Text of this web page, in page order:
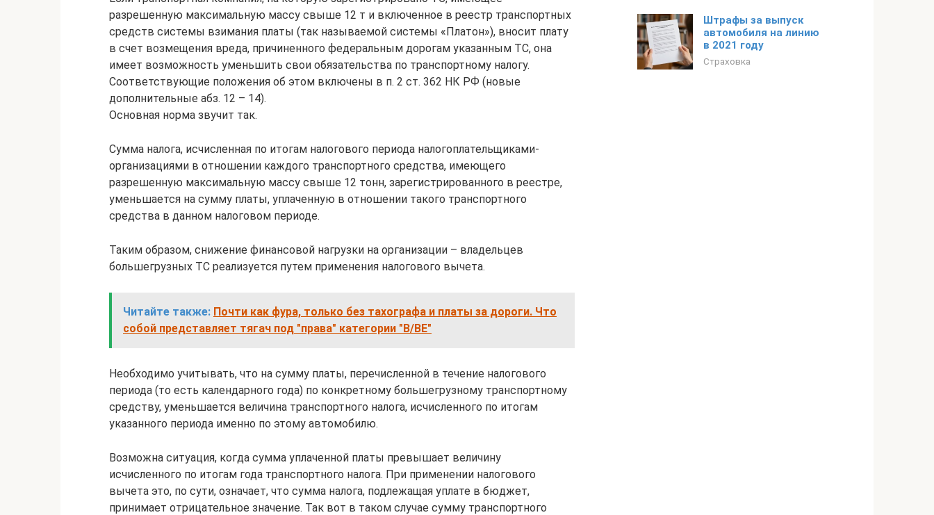
разрешенную максимальную массу свыше 12 т и включенное в реестр транспортных
средств системы взимания платы (так называемой системы «Платон»), вносит плату
в счет возмещения вреда, причиненного федеральным дорогам указанным ТС, она
имеет возможность уменьшить свои обязательства по транспортному налогу.
Соответствующие положения об этом включены в п. 2 ст. 362 НК РФ (новые
дополнительные абз. 12 – 14).
Основная норма звучит так.
Сумма налога, исчисленная по итогам налогового периода налогоплательщиками-
организациями в отношении каждого транспортного средства, имеющего
разрешенную максимальную массу свыше 12 тонн, зарегистрированного в реестре,
уменьшается на сумму платы, уплаченную в отношении такого транспортного
средства в данном налоговом периоде.
Таким образом, снижение финансовой нагрузки на организации – владельцев
большегрузных ТС реализуется путем применения налогового вычета.
Читайте также: Почти как фура, только без тахографа и платы за дороги. Что
собой представляет тягач под "права" категории "В/BE"
Необходимо учитывать, что на сумму платы, перечисленной в течение налогового
периода (то есть календарного года) по конкретному большегрузному транспортному
средству, уменьшается величина транспортного налога, исчисленного по итогам
указанного периода именно по этому автомобилю.
Возможна ситуация, когда сумма уплаченной платы превышает величину
исчисленного по итогам года транспортного налога. При применении налогового
вычета это, по сути, означает, что сумма налога, подлежащая уплате в бюджет,
принимает отрицательное значение. Так вот в таком случае сумму транспортного
Штрафы за выпуск
автомобиля на линию
в 2021 году
Страховка